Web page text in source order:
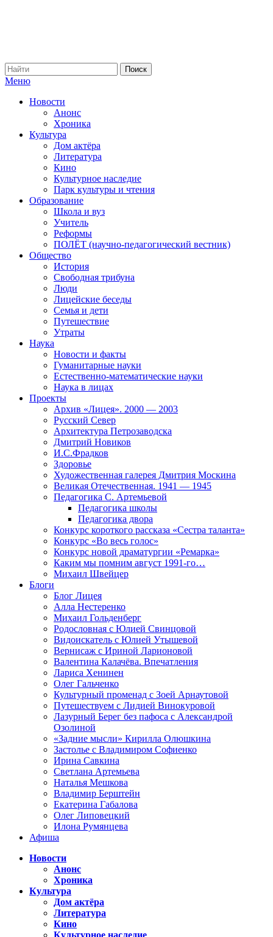
Меню
Новости
Анонс
Хроника
Культура
Дом актёра
Литература
Кино
Культурное наследие
Парк культуры и чтения
Образование
Школа и вуз
Учитель
Реформы
ПОЛЁТ (научно-педагогический вестник)
Общество
История
Свободная трибуна
Люди
Лицейские беседы
Семья и дети
Путешествие
Утраты
Наука
Новости и факты
Гуманитарные науки
Естественно-математические науки
Наука в лицах
Проекты
Архив «Лицея». 2000 — 2003
Русский Север
Архитектура Петрозаводска
Дмитрий Новиков
И.С.Фрадков
Здоровье
Художественная галерея Дмитрия Москина
Великая Отечественная. 1941 — 1945
Педагогика С. Артемьевой
Педагогика школы
Педагогика двора
Конкурс короткого рассказа «Сестра таланта»
Конкурс «Во весь голос»
Конкурс новой драматургии «Ремарка»
Каким мы помним август 1991-го…
Михаил Швейцер
Блоги
Блог Лицея
Алла Нестеренко
Михаил Гольденберг
Родословная с Юлией Свинцовой
Видоискатель с Юлией Утышевой
Вернисаж с Ириной Ларионовой
Валентина Калачёва. Впечатления
Лариса Хенинен
Олег Гальченко
Культурный променад с Зоей Арнаутовой
Путешествуем с Лидией Винокуровой
Лазурный Берег без пафоса с Александрой
Озолиной
«Задние мысли» Кирилла Олюшкина
Застолье с Владимиром Софиенко
Ирина Савкина
Светлана Артемьева
Наталья Мешкова
Владимир Берштейн
Екатерина Габалова
Олег Липовецкий
Илона Румянцева
Афиша
Новости
Анонс
Хроника
Культура
Дом актёра
Литература
Кино